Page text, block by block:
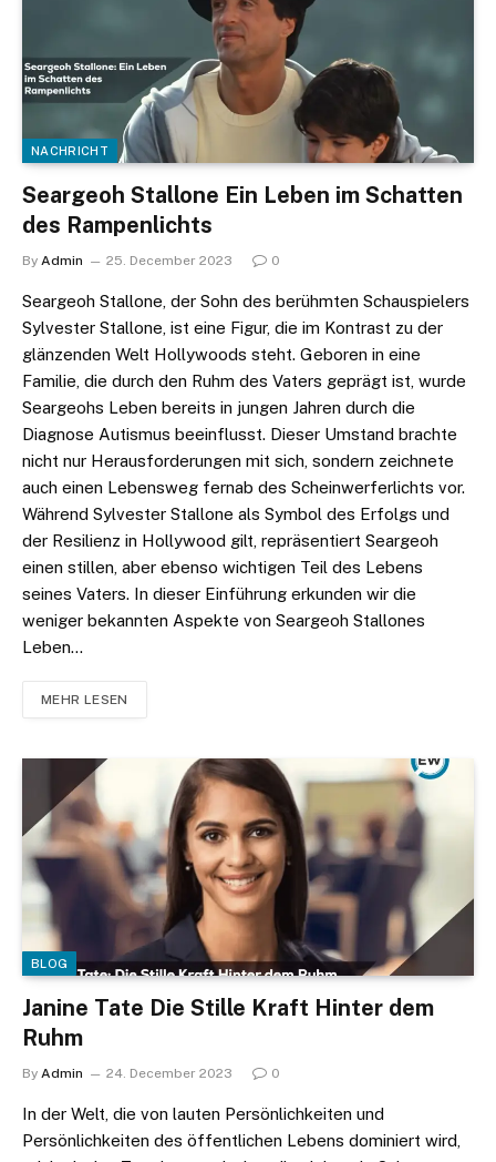
NACHRICHT
Seargeoh Stallone Ein Leben im Schatten
des Rampenlichts
By Admin 25. December 2023 0
Seargeoh Stallone, der Sohn des berühmten Schauspielers
Sylvester Stallone, ist eine Figur, die im Kontrast zu der
glänzenden Welt Hollywoods steht. Geboren in eine
Familie, die durch den Ruhm des Vaters geprägt ist, wurde
Seargeohs Leben bereits in jungen Jahren durch die
Diagnose Autismus beeinflusst. Dieser Umstand brachte
nicht nur Herausforderungen mit sich, sondern zeichnete
auch einen Lebensweg fernab des Scheinwerferlichts vor.
Während Sylvester Stallone als Symbol des Erfolgs und
der Resilienz in Hollywood gilt, repräsentiert Seargeoh
einen stillen, aber ebenso wichtigen Teil des Lebens
seines Vaters. In dieser Einführung erkunden wir die
weniger bekannten Aspekte von Seargeoh Stallones
Leben…
MEHR LESEN
BLOG
Janine Tate Die Stille Kraft Hinter dem
Ruhm
By Admin 24. December 2023 0
In der Welt, die von lauten Persönlichkeiten und
Persönlichkeiten des öffentlichen Lebens dominiert wird,